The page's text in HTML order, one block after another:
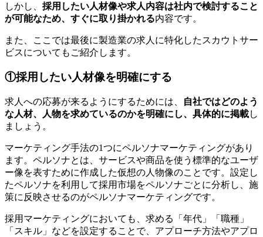
しかし、 採用したい人材像や求人内容は社内で検討すること
が可能なため、すぐに取り掛かれる内容です。
また、ここでは最後に製造業の求人に特化したスカウトサー
ビスについてもご紹介します。
①採用したい人材像を明確にする
求人への応募が来るようにするためには、
自社ではどのよう
な人材、人物を求めているのかを明確にし、具体的に掲載し
ましょう。
マーケティング手法の1つにペルソナマーケティングがあり
ます。ペルソナとは、サービスや商品を使う標準的なユーザ
ー像を表すために作成した仮想の人物像のことです。設定し
たペルソナを利用して採用市場をペルソナごとに分析し、施
策に反映させるのがペルソナマーケティングです。
採用マーケティングにおいても、求める「年代」「職種」
「スキル」などを設定することで、アプローチ方法やアプロ